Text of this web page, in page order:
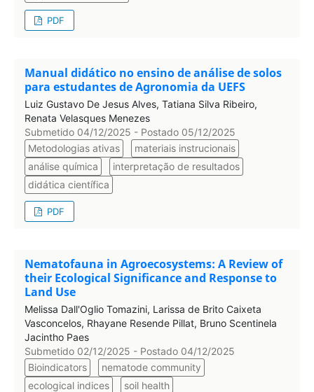
PDF
Manual didático no ensino de análise de solos
para estudantes de Agronomia da UEFS
Luiz Gustavo De Jesus Alves, Tatiana Silva Ribeiro,
Renata Velasques Menezes
Submetido 04/12/2025 - Postado 05/12/2025
Metodologias ativas
materiais instrucionais
análise química
interpretação de resultados
didática científica
PDF
Nematofauna in Agroecosystems: A Review of
their Ecological Significance and Response to
Land Use
Melissa Dall'Oglio Tomazini, Larissa de Brito Caixeta
Vasconcelos, Rhayane Resende Pillat, Bruno Scentinela
Jacintho Paes
Submetido 02/12/2025 - Postado 04/12/2025
Bioindicators
nematode community
ecological indices
soil health